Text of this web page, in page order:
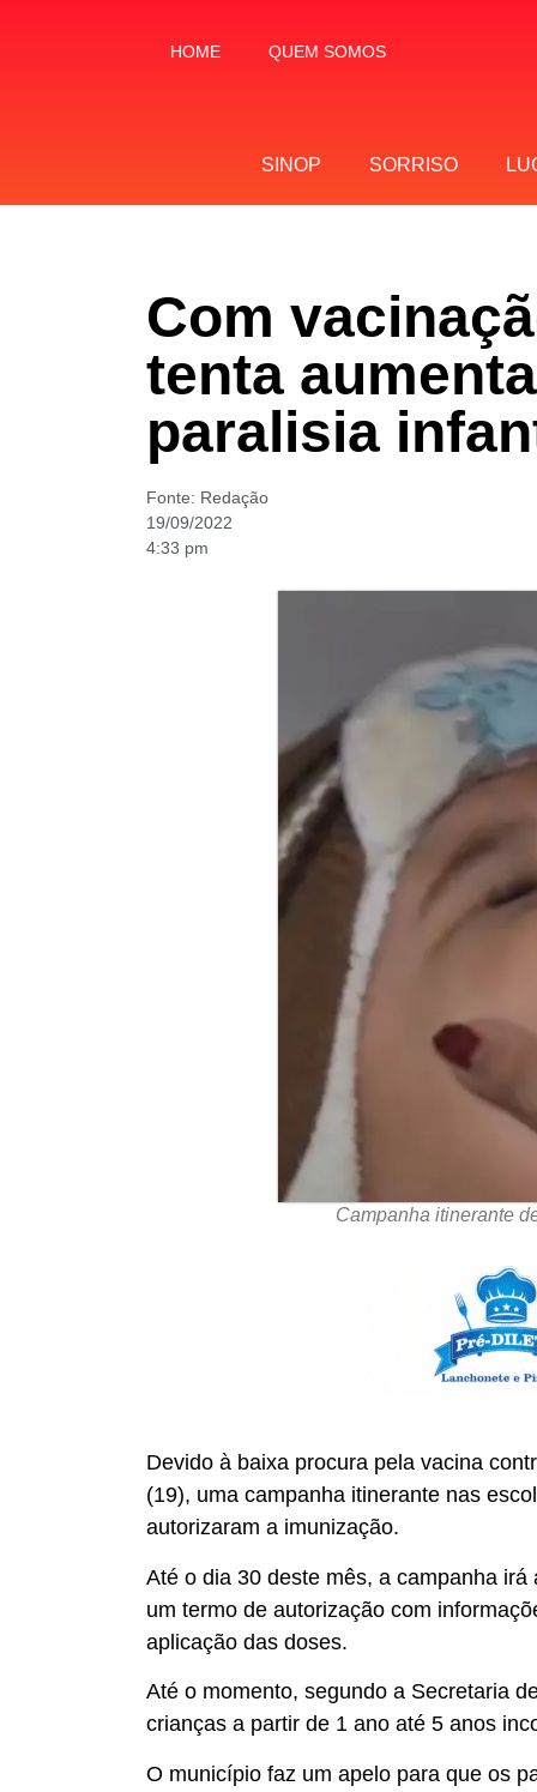
HOME QUEM SOMOS
SINOP SORRISO
Com
tenta
paralisia
Fonte: Redação
19/09/2022
4:33 pm
Campanha itinerante
Devido à baixa procura pela vacina
(19), uma campanha itinerante nas
autorizaram a imunização.
Até o dia 30 deste mês, a campanha
um termo de autorização com
aplicação das doses.
Até o momento, segundo a Secretaria
crianças a partir de 1 ano até 5 anos
O município faz um apelo para que os